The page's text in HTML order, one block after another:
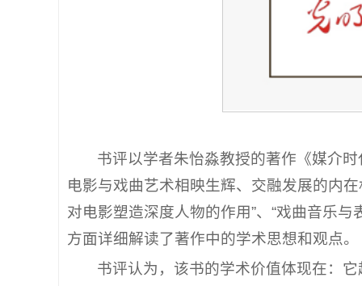
书评以学者朱怡淼教授的著作《媒介
电影与戏曲艺术相映生辉、交融发展的内
对电影塑造深度人物的作用”、“戏曲音乐
方面详细解读了著作中的学术思想和观点。
书评认为，该书的学术价值体现在：